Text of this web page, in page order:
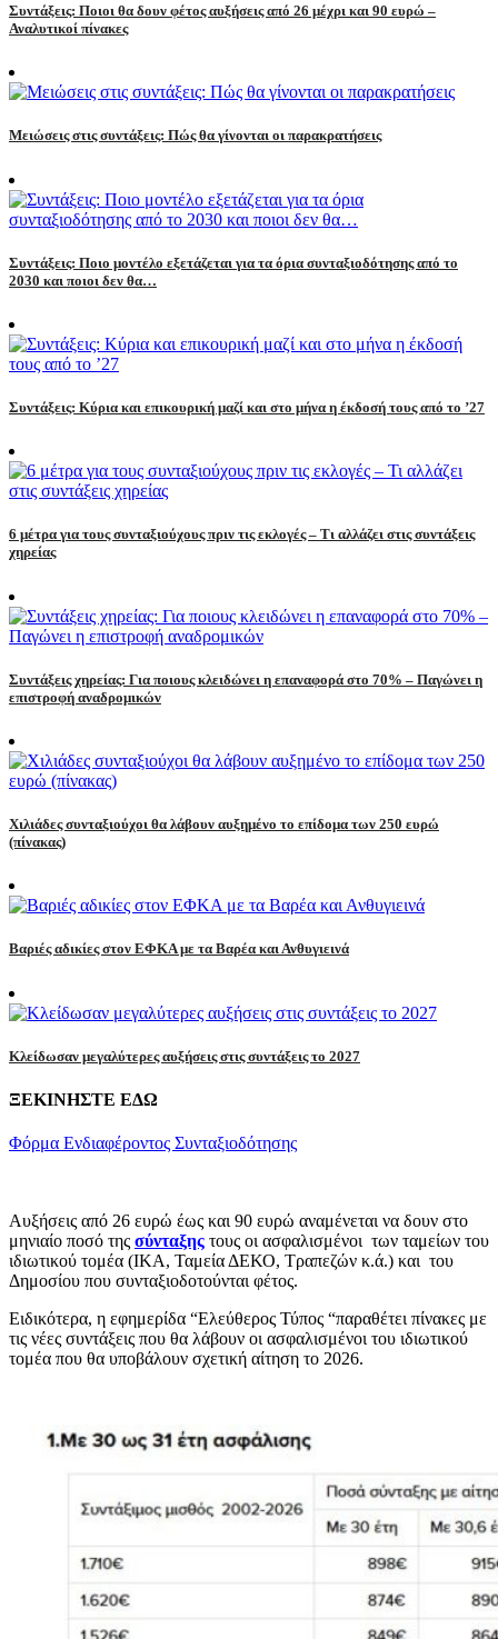
Συντάξεις: Ποιοι θα δουν φέτος αυξήσεις από 26 μέχρι και 90 ευρώ –
Αναλυτικοί πίνακες
Μειώσεις στις συντάξεις: Πώς θα γίνονται οι παρακρατήσεις
Συντάξεις: Ποιο μοντέλο εξετάζεται για τα όρια συνταξιοδότησης από το
2030 και ποιοι δεν θα…
Συντάξεις: Κύρια και επικουρική μαζί και στο μήνα η έκδοσή τους από το ’27
6 μέτρα για τους συνταξιούχους πριν τις εκλογές – Τι αλλάζει στις συντάξεις
χηρείας
Συντάξεις χηρείας: Για ποιους κλειδώνει η επαναφορά στο 70% – Παγώνει η
επιστροφή αναδρομικών
Χιλιάδες συνταξιούχοι θα λάβουν αυξημένο το επίδομα των 250 ευρώ
(πίνακας)
Βαριές αδικίες στον ΕΦΚΑ με τα Βαρέα και Ανθυγιεινά
Κλείδωσαν μεγαλύτερες αυξήσεις στις συντάξεις το 2027
ΞΕΚΙΝΗΣΤΕ ΕΔΩ
Φόρμα Ενδιαφέροντος Συνταξιοδότησης
Αυξήσεις από 26 ευρώ έως και 90 ευρώ αναμένεται να δουν στο
μηνιαίο ποσό της σύνταξης τους οι ασφαλισμένοι των ταμείων του
ιδιωτικού τομέα (ΙΚΑ, Ταμεία ΔΕΚΟ, Τραπεζών κ.ά.) και του
Δημοσίου που συνταξιοδοτούνται φέτος.
Ειδικότερα, η εφημερίδα “Ελεύθερος Τύπος “παραθέτει πίνακες με
τις νέες συντάξεις που θα λάβουν οι ασφαλισμένοι του ιδιωτικού
τομέα που θα υποβάλουν σχετική αίτηση το 2026.